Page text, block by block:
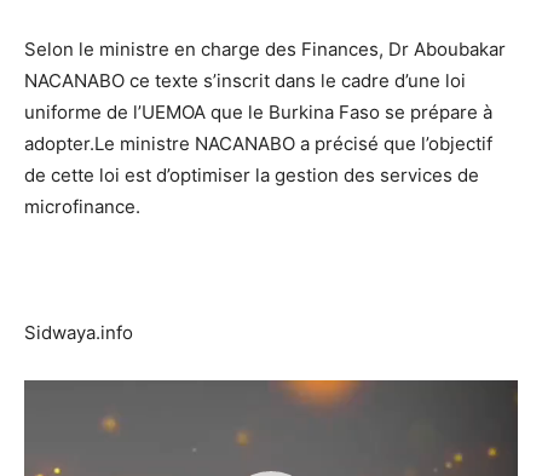
Selon le ministre en charge des Finances, Dr Aboubakar
NACANABO ce texte s’inscrit dans le cadre d’une loi
uniforme de l’UEMOA que le Burkina Faso se prépare à
adopter.Le ministre NACANABO a précisé que l’objectif
de cette loi est d’optimiser la gestion des services de
microfinance.
Sidwaya.info
Lecteur